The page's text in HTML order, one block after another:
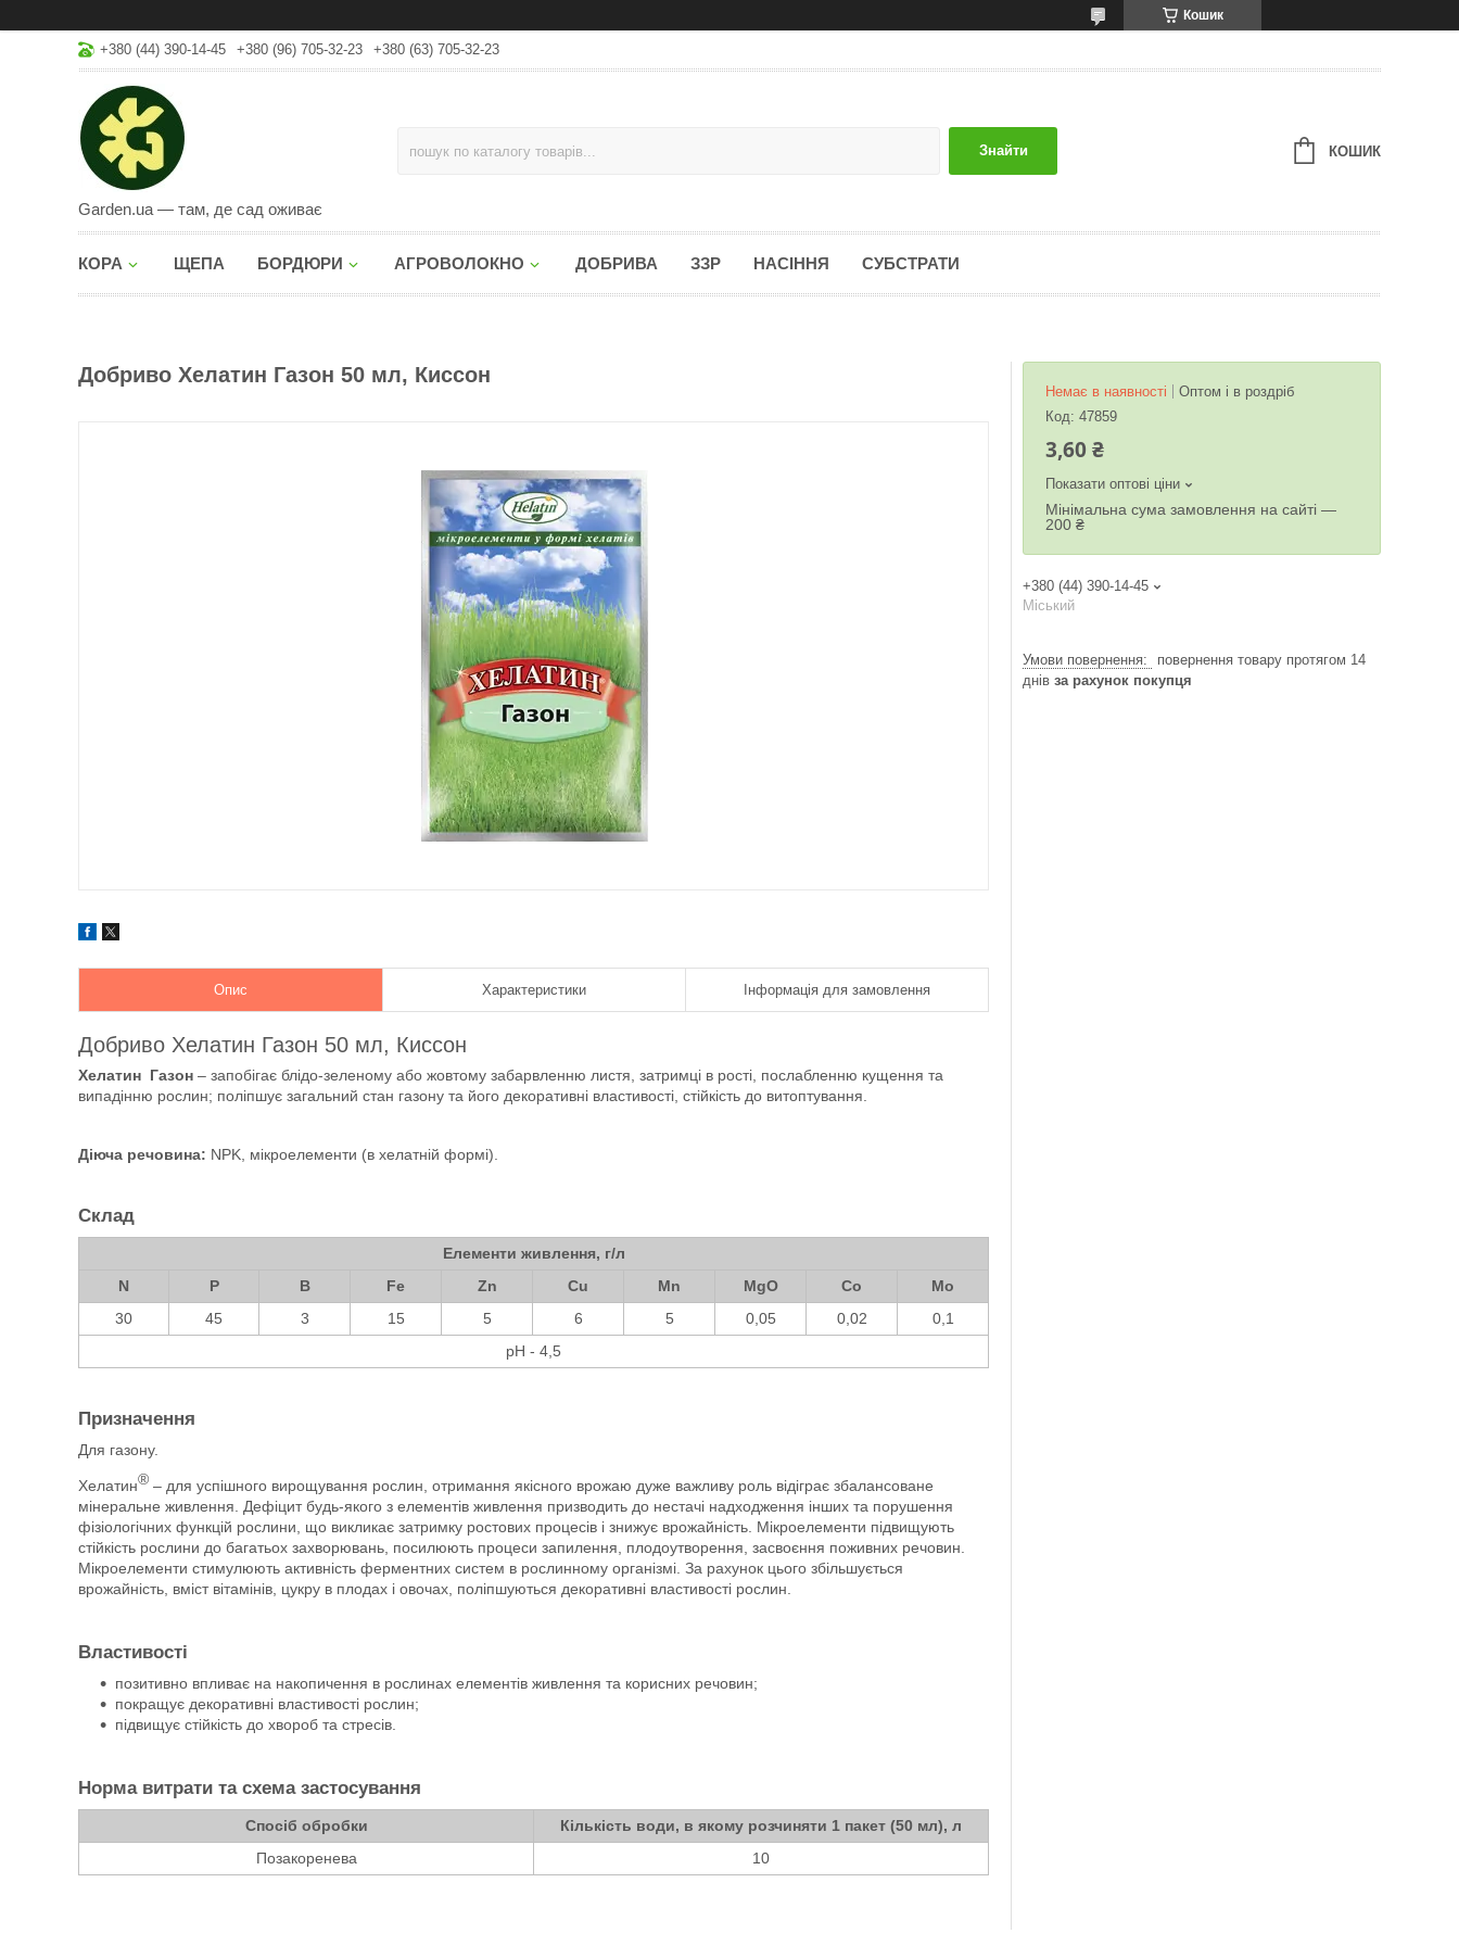
Кошик
+380 (44) 390-14-45 +380 (96) 705-32-23 +380 (63) 705-32-23
Garden.ua — там, де сад оживає
Знайти КОШИК
КОРА ЩЕПА БОРДЮРИ АГРОВОЛОКНО ДОБРИВА ЗЗР НАСІННЯ СУБСТРАТИ
Добриво Хелатин Газон 50 мл, Киссон
Опис Характеристики Інформація для замовлення
Добриво Хелатин Газон 50 мл, Киссон
Хелатин Газон – запобігає блідо-зеленому або жовтому забарвленню листя, затримці в рості, послабленню кущення та
випадінню рослин; поліпшує загальний стан газону та його декоративні властивості, стійкість до витоптування.
Діюча речовина: NPK, мікроелементи (в хелатній формі).
Склад
Елементи живлення, г/л
N
P B Fe Zn Cu Mn MgO Co
Mo
30
45 3 15 5 6 5 0,05 0,02
0,1
pH - 4,5
Призначення
Для газону.
Хелатин® – для успішного вирощування рослин, отримання якісного врожаю дуже важливу роль відіграє збалансоване
мінеральне живлення. Дефіцит будь-якого з елементів живлення призводить до нестачі надходження інших та порушення
фізіологічних функцій рослини, що викликає затримку ростових процесів і знижує врожайність. Мікроелементи підвищують
стійкість рослини до багатьох захворювань, посилюють процеси запилення, плодоутворення, засвоєння поживних речовин.
Мікроелементи стимулюють активність ферментних систем в рослинному організмі. За рахунок цього збільшується
врожайність, вміст вітамінів, цукру в плодах і овочах, поліпшуються декоративні властивості рослин.
Властивості
позитивно впливає на накопичення в рослинах елементів живлення та корисних речовин;
покращує декоративні властивості рослин;
підвищує стійкість до хвороб та стресів.
Норма витрати та схема застосування
Спосіб обробки
Кількість води, в якому розчиняти 1 пакет (50 мл), л
Позакоренева
10
Немає в наявності
Оптом і в роздріб
Код: 47859
3,60 ₴
Показати оптові ціни
Мінімальна сума замовлення на сайті —
200 ₴
+380 (44) 390-14-45
Міський
повернення товару протягом 14
днів за рахунок покупця